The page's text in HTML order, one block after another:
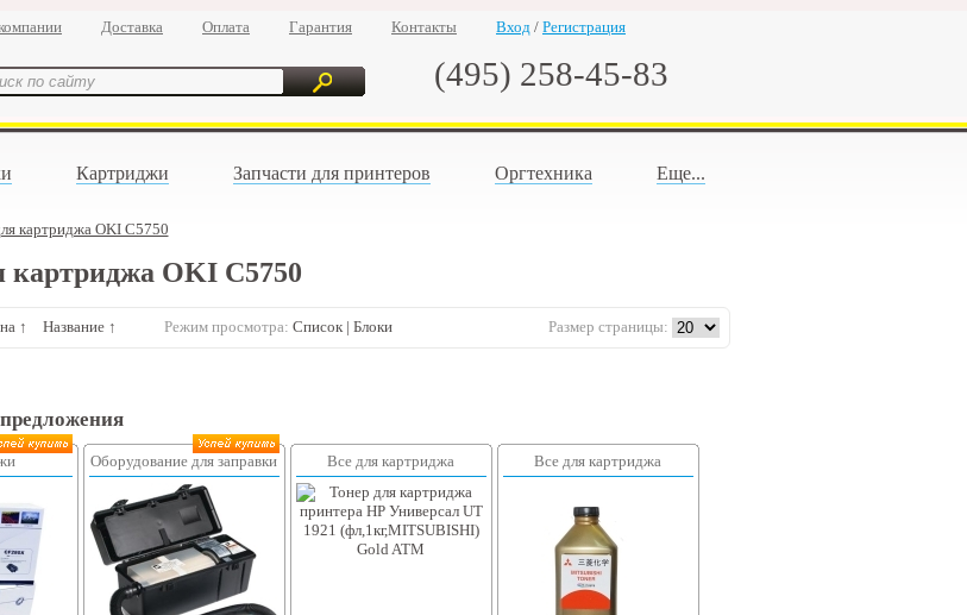
Доставка Оплата Гарантия Контакты Вход / Регистрация
(495) 258-45-83
Картриджи Запчасти для принтеров Оргтехника Еще...
картриджа OKI C5750
OKI C5750
↑ Название ↑ Режим просмотра: Список| Блоки Размер страницы:
Оборудование для заправки Все для картриджа Все для картриджа